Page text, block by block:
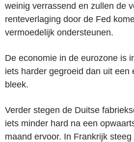
weinig verrassend en zullen de
renteverlaging door de Fed
vermoedelijk ondersteunen.
De economie in de eurozone is
iets harder gegroeid dan uit een
bleek.
Verder stegen de Duitse
iets minder hard na een
maand ervoor. In Frankrijk